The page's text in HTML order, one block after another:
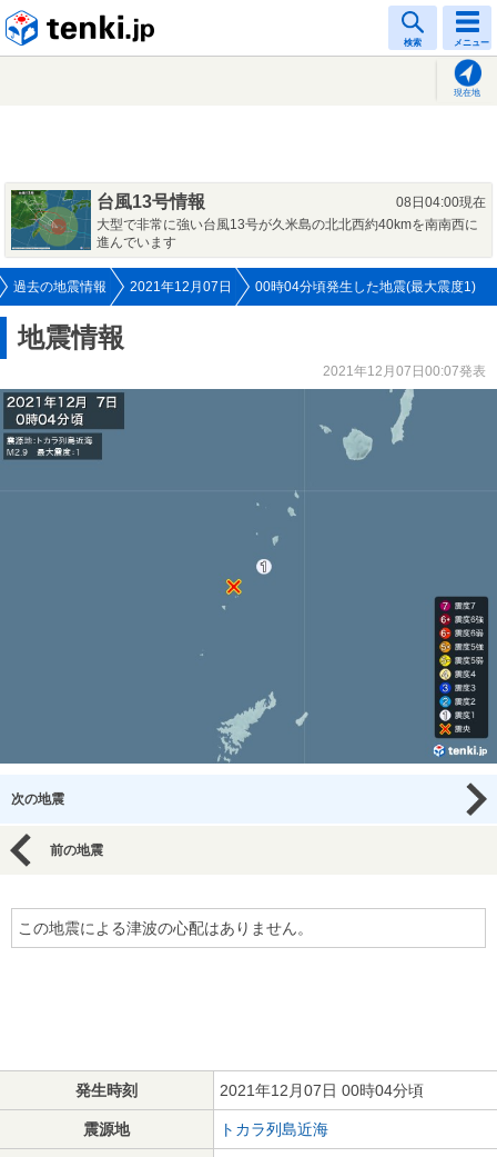
検索 メニュー
現在地
台風13号情報
08日04:00現在
大型で非常に強い台風13号が久米島の北北西約40kmを南南西に
進んでいます
過去の地震情報 2021年12月07日 00時04分頃発生した地震(最大震度1)
地震情報
2021年12月07日00:07発表
次の地震
前の地震
この地震による津波の心配はありません。
発生時刻 2021年12月07日 00時04分頃
震源地 トカラ列島近海